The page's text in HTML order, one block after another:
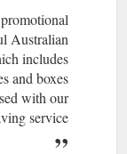
Australian
includes
and boxes
with our
service.